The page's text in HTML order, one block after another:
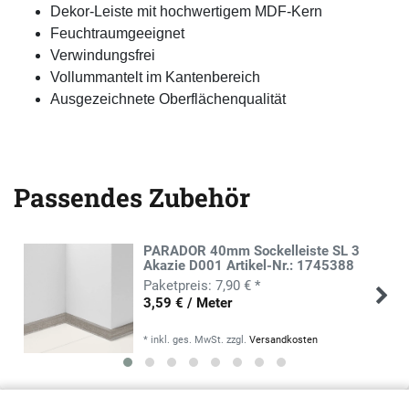
Dekor-Leiste mit hochwertigem MDF-Kern
Feuchtraumgeeignet
Verwindungsfrei
Vollummantelt im Kantenbereich
Ausgezeichnete Oberflächenqualität
Passendes Zubehör
PARADOR 40mm Sockelleiste SL 3
Akazie D001 Artikel-Nr.: 1745388
7,90 € *
3,59 € / Meter
* inkl. ges. MwSt. zzgl.Versandkosten